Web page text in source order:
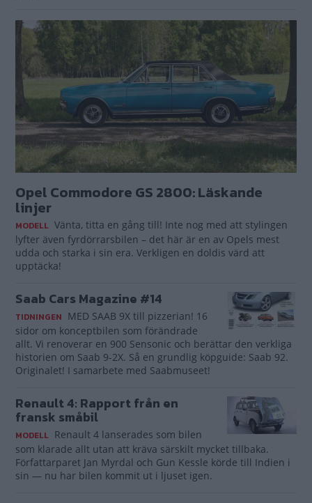
Opel Commodore GS 2800: Läskande
linjer
MODELL Vänta, titta en gång till! Inte nog med att stylingen
lyfter även fyrdörrarsbilen – det här är en av Opels mest
udda och starka i sin era. Verkligen en doldis värd att
upptäcka!
Saab Cars Magazine #14
TIDNINGEN MED SAAB 9X till pizzerian! 16
sidor om konceptbilen som förändrade
allt. Vi renoverar en 900 Sensonic och berättar den verkliga
historien om Saab 9-2X. Så en grundlig köpguide: Saab 92.
Originalet! I samarbete med Saabmuseet!
Renault 4: Rapport från en
fransk småbil
MODELL Renault 4 lanserades som bilen
som klarade allt utan att kräva särskilt mycket tillbaka.
Författarparet Jan Myrdal och Gun Kessle körde till Indien i
sin — nu har bilen kommit ut i ljuset igen.